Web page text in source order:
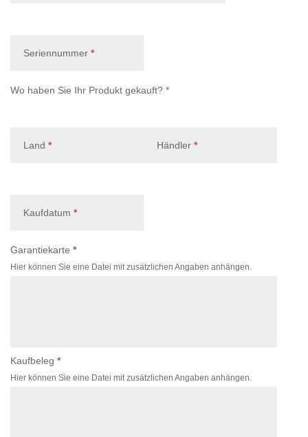
Seriennummer *, erforderlich
Wo haben Sie Ihr Produkt gekauft? *
Land *, erforderlich Händler *, erforderlich
Kaufdatum *, erforderlich
Garantiekarte *, erforderlich
Hier können Sie eine Datei mit zusätzlichen Angaben anhängen.
Kaufbeleg *, erforderlich
Hier können Sie eine Datei mit zusätzlichen Angaben anhängen.